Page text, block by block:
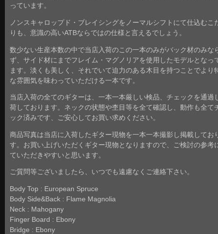
っています。
ノンスキャロップド・ブレイシングをノーマルシフトにて仕込むこ
りも、意識の高いATBならではの仕様と言えるでしょう。
数少ない生産本数の中で当店入荷のこの一本のみがバック材のみな
ず、サイド材にまでフレイム・マグノリアを使用したモデルとなっ
ます。淡くも美しく、それでいて迫力のある木目を持つことでより
な雰囲気を味わっていただける一本です。
当店入荷の全てのギターは、一本一本厳しい検品、チェックを通過
荷しております。ネックの状態や杢目等を全て確認し、動作も全て
ック済みです、ご安心してお買い求めください。
商品写真は当店に入荷したギター現物を一本一本撮影し掲載してお
す。お買い上げいただくギター現物となりますので、ご検討の参考
ていただきやすいと思います。
ご質問等ございましたら、いつでも遠慮なくご連絡下さい。
Body Top : European Spruce
Body Side&Back : Flame Magnolia
Neck : Mahogany
Finger Board : Ebony
Bridge : Ebony